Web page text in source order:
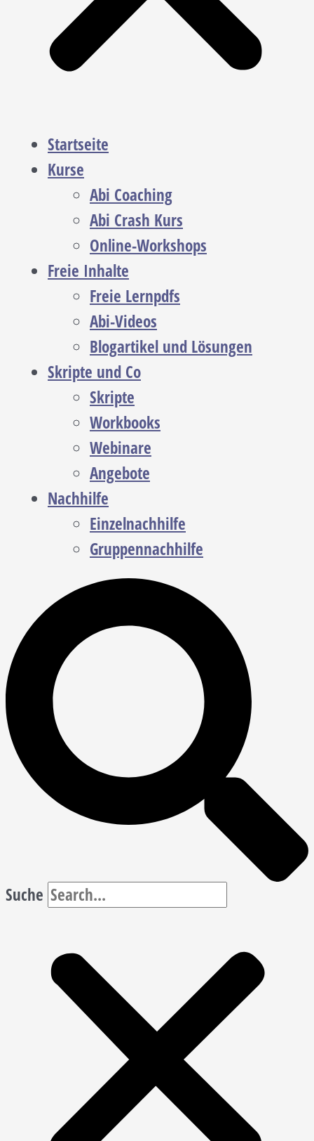
Startseite
Kurse
Abi Coaching
Abi Crash Kurs
Online-Workshops
Freie Inhalte
Freie Lernpdfs
Abi-Videos
Blogartikel und Lösungen
Skripte und Co
Skripte
Workbooks
Webinare
Angebote
Nachhilfe
Einzelnachhilfe
Gruppennachhilfe
Suche